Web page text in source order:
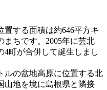
する面積は約646平方キ
まちです。2005年に芸北
4町が合併して誕生しまし
ルの盆地高原に位置する北
山地を境に島根県と隣接